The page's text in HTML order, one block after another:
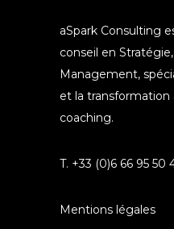
aSpark Consulting
conseil en
Management,
et la transformation
coaching.
T. +33 (0)6 66 95 50
Mentions légales